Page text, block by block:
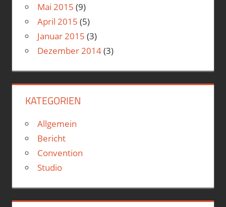
Mai 2015 (9)
April 2015 (5)
Januar 2015 (3)
Dezember 2014(3)
KATEGORIEN
Allgemein
Bericht
Convention
Studio